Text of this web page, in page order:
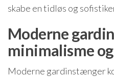
skabe en tidløs og
Moderne
minimalisme
Moderne gardinstænger